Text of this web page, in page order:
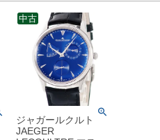
ジャガールクルト
JAEGER
中古